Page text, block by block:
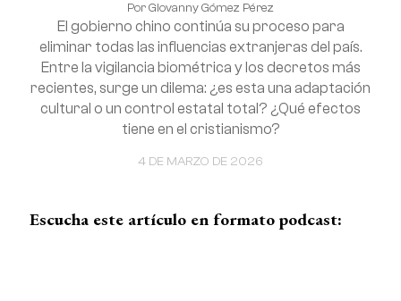
Por Giovanny Gómez Pérez
4 DE MARZO DE 2026
El gobierno chino continúa su proceso para
eliminar todas las influencias extranjeras del país.
Entre la vigilancia biométrica y los decretos más
recientes, surge un dilema: ¿es esta una adaptación
cultural o un control estatal total? ¿Qué efectos
tiene en el cristianismo?
Escucha este artículo en formato podcast: